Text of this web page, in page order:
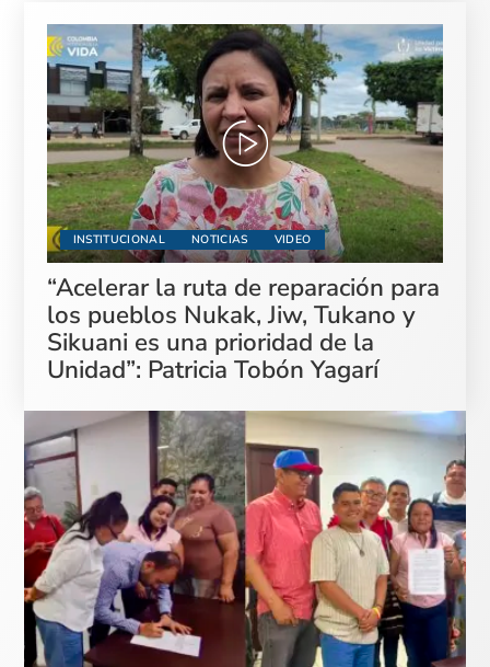
INSTITUCIONAL NOTICIAS VIDEO
“Acelerar la ruta de reparación para
los pueblos Nukak, Jiw, Tukano y
Sikuani es una prioridad de la
Unidad”: Patricia Tobón Yagarí